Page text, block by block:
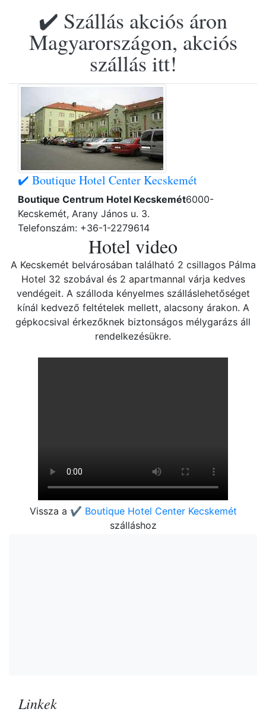
✔️ Szállás akciós áron
Magyarországon, akciós
szállás itt!
✔️ Boutique Hotel Center Kecskemét
Boutique Centrum Hotel Kecskemét6000-
Kecskemét, Arany János u. 3.
Telefonszám: +36-1-2279614
Hotel video
A Kecskemét belvárosában található 2 csillagos Pálma
Hotel 32 szobával és 2 apartmannal várja kedves
vendégeit. A szálloda kényelmes szálláslehetőséget
kínál kedvező feltételek mellett, alacsony árakon. A
gépkocsival érkezőknek biztonságos mélygarázs áll
rendelkezésükre.
Vissza a ✔️ Boutique Hotel Center Kecskemét
szálláshoz
Linkek